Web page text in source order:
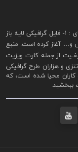
فايل گرافيکی لايه باز
و اديوس و… آغاز کرده است. منبع
از جملهکارت ويزيت
و هزاران طرح گرافیکی
کاران محيا شده است، که
ببخشيد.